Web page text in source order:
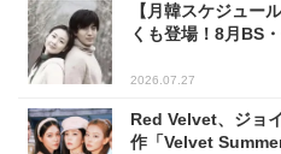
【月韓スケジュー
くも登場！8月BS
2026.07.27
Red Velvet、ジョ
作「Velvet